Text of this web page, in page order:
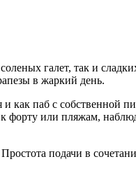
галет, так и
в жаркий день.
как паб с собственной
форту или пляжам,
подачи в